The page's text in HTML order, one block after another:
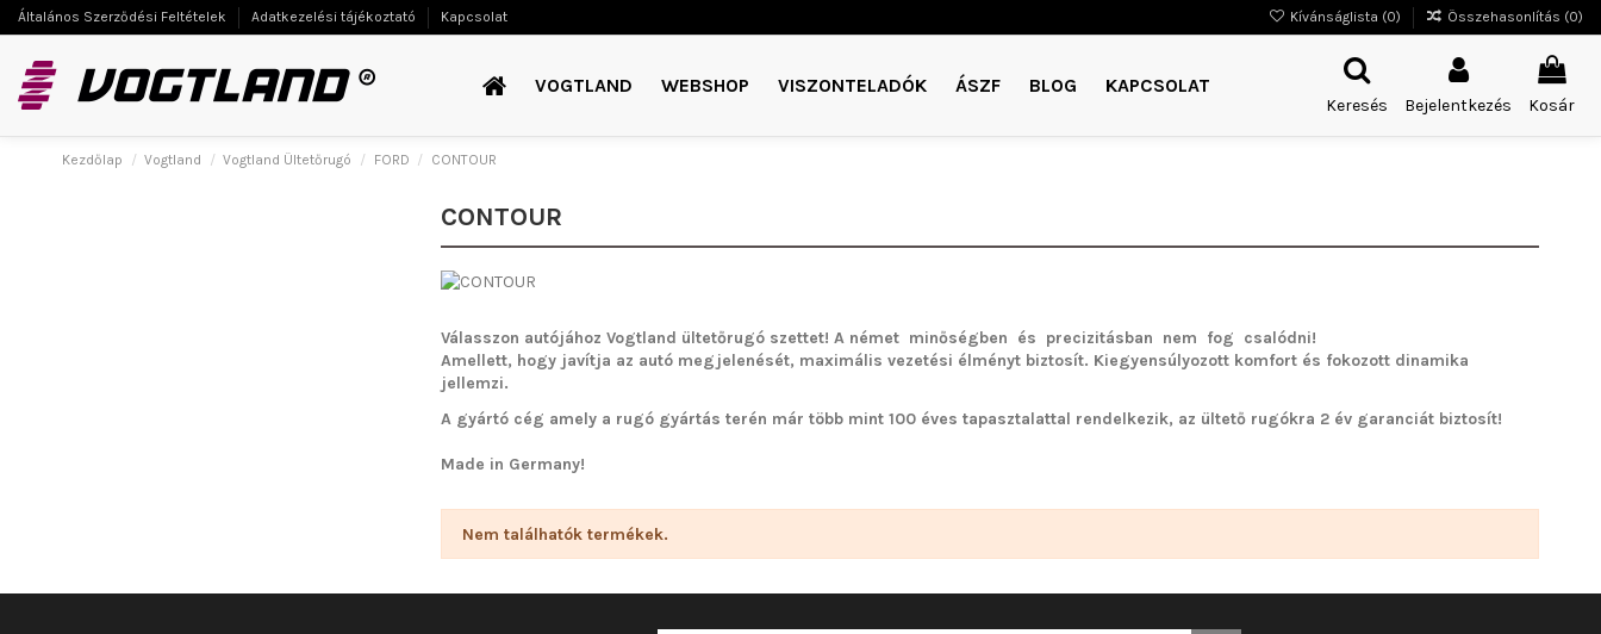
Általános Szerződési Feltételek Adatkezelési tájékoztató Kapcsolat Kívánságlista (0) Összehasonlítás (0)
VOGTLAND WEBSHOP VISZONTELADÓK ÁSZF BLOG KAPCSOLAT
Keresés Bejelentkezés Kosár
Kezdőlap Vogtland Vogtland Ültetőrugó FORD CONTOUR
CONTOUR
Válasszon autójához Vogtland ültetőrugó szettet! A német minőségben és precizitásban nem fog csalódni!
Amellett, hogy javítja az autó megjelenését, maximális vezetési élményt biztosít. Kiegyensúlyozott komfort és fokozott dinamika
jellemzi.
A gyártó cég amely a rugó gyártás terén már több mint 100 éves tapasztalattal rendelkezik, az ültető rugókra 2 év garanciát biztosít!
Made in Germany!
Nem találhatók termékek.